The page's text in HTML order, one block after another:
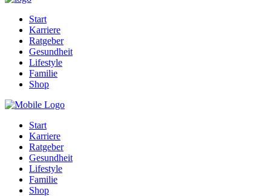
Start
Karriere
Ratgeber
Gesundheit
Lifestyle
Familie
Shop
Start
Karriere
Ratgeber
Gesundheit
Lifestyle
Familie
Shop